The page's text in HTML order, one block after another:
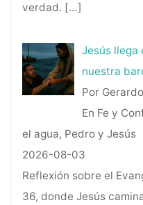
verdad. […]
Jesús llega
nuestra
Por
En Fe y
el agua, Pedro y Jesús
2026-08-03
Reflexión sobre el
36, donde Jesús